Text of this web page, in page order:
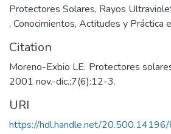
Protectores Solares, Rayos
, Conocimientos, Actitudes y Práctica
Citation
Moreno-Exbio LE. Protectores
2001 nov.-dic.;7(6):12-3.
URI
https://hdl.handle.net/